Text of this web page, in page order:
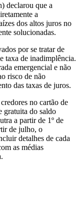
declarou que a
a
dos altos juros no
solucionadas.
por se tratar de
taxa de inadimplência.
emergencial e não
risco de não
das taxas de juros.
no cartão de
gratuita do saldo
a partir de 1º de
de julho, o
detalhes de cada
as médias